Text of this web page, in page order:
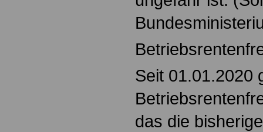
Seit 01.01.2020
das die